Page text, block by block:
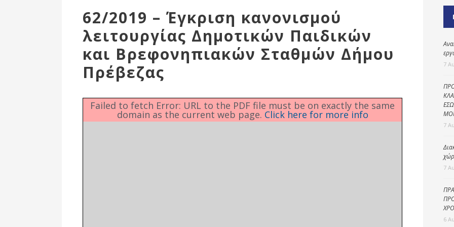
Δημοτικές
Ενότητες
αστυνομία
Γραφείο εσόδων
προστασία
62/2019 – Έγκριση κανονισμού
λειτουργίας Δημοτικών Παιδικών
και Βρεφονηπιακών Σταθμών Δήμου
Πρέβεζας
Failed to fetch Error: URL to the PDF file must be on exactly the same
domain as the current web page. Click here for more info
7
7
7
6